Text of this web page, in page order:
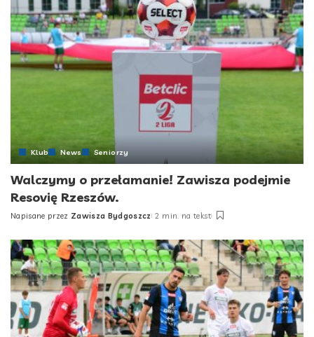
Klub News Seniorzy
Walczymy o przełamanie! Zawisza podejmie
Resovię Rzeszów.
Posted
Napisane przez Zawisza Bydgoszcz 2 min. na tekst